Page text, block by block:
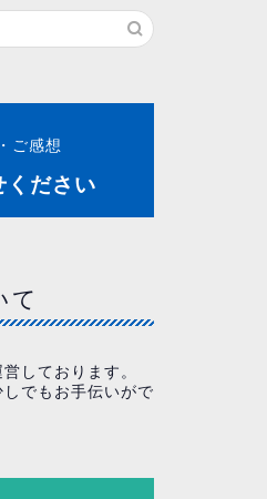
ご感想
ください
て
しております。
でもお手伝いがで